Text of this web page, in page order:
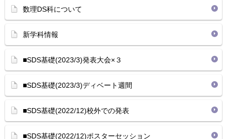
数理DS科について
新学科情報
■SDS基礎(2023/3)発表大会×３
■SDS基礎(2023/3)ディベート週間
■SDS基礎(2022/12)校外での発表
■SDS基礎(2022/12)ポスターセッション